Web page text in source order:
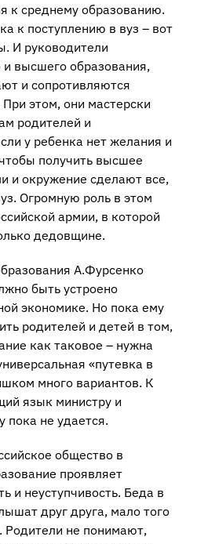
к среднему образованию.
к поступлению в вуз – вот
И руководители
и высшего образования,
и сопротивляются
этом, они мастерски
родителей и
у ребенка нет желания и
получить высшее
и окружение сделают все,
Огромную роль в этом
армии, в которой
дедовщине.
А.Фурсенко
быть устроено
экономике. Но пока ему
родителей и детей в том,
как таковое – нужна
«путевка в
много вариантов. К
язык министру и
пока не удается.
общество в
проявляет
и неуступчивость. Беда в
друг друга, мало того
не понимают,